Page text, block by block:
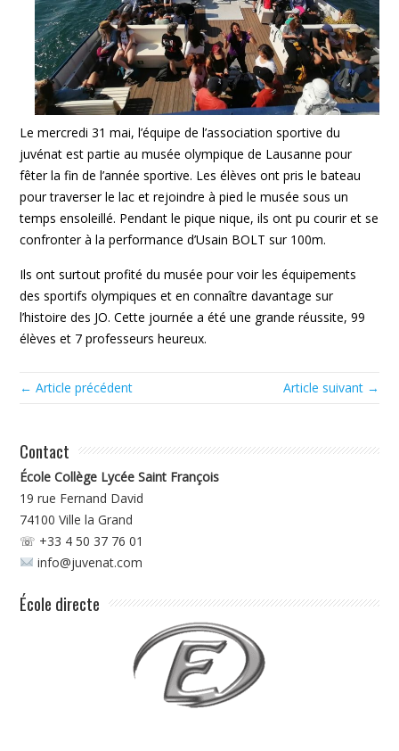
Le mercredi 31 mai, l’équipe de l’association sportive du
juvénat est partie au musée olympique de Lausanne pour
fêter la fin de l’année sportive. Les élèves ont pris le bateau
pour traverser le lac et rejoindre à pied le musée sous un
temps ensoleillé. Pendant le pique nique, ils ont pu courir et se
confronter à la performance d’Usain BOLT sur 100m.
Ils ont surtout profité du musée pour voir les équipements
des sportifs olympiques et en connaître davantage sur
l’histoire des JO. Cette journée a été une grande réussite, 99
élèves et 7 professeurs heureux.
← Article précédent Article suivant →
Contact
École Collège Lycée Saint François
19 rue Fernand David
74100 Ville la Grand
☏ +33 4 50 37 76 01
info@juvenat.com
École directe